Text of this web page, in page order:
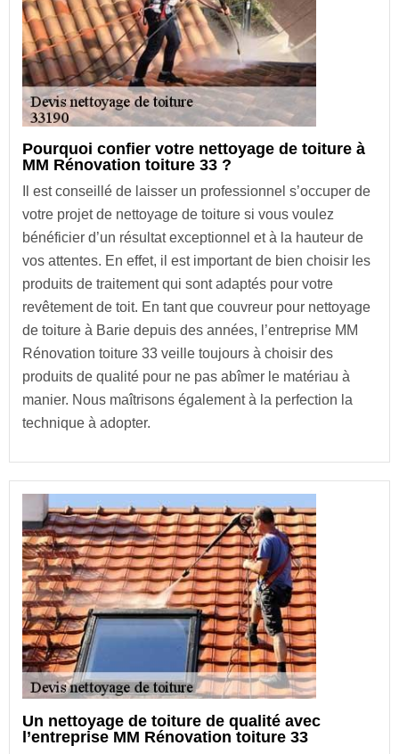
Pourquoi confier votre nettoyage de toiture à
MM Rénovation toiture 33 ?
Il est conseillé de laisser un professionnel s’occuper de
votre projet de nettoyage de toiture si vous voulez
bénéficier d’un résultat exceptionnel et à la hauteur de
vos attentes. En effet, il est important de bien choisir les
produits de traitement qui sont adaptés pour votre
revêtement de toit. En tant que couvreur pour nettoyage
de toiture à Barie depuis des années, l’entreprise MM
Rénovation toiture 33 veille toujours à choisir des
produits de qualité pour ne pas abîmer le matériau à
manier. Nous maîtrisons également à la perfection la
technique à adopter.
Un nettoyage de toiture de qualité avec
l’entreprise MM Rénovation toiture 33